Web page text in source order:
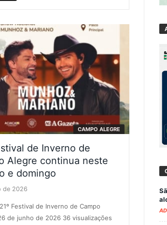
CAMPO ALEGRE
de Inverno de
Alegre continua neste
e domingo
de 2026
Festival de Inverno de Campo
de junho de 2026 36 visualizações